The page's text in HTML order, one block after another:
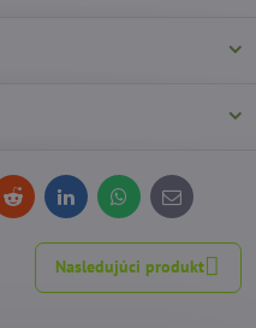
Reddit LinkedInWhatsApp
E-
mail
Nasledujúci produkt